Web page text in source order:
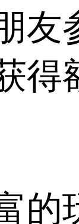
友
得
的